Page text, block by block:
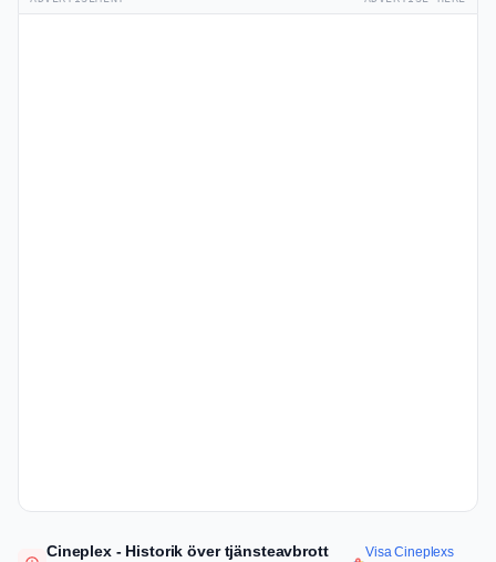
Cineplex - Historik över tjänsteavbrott
Visa Cineplexs